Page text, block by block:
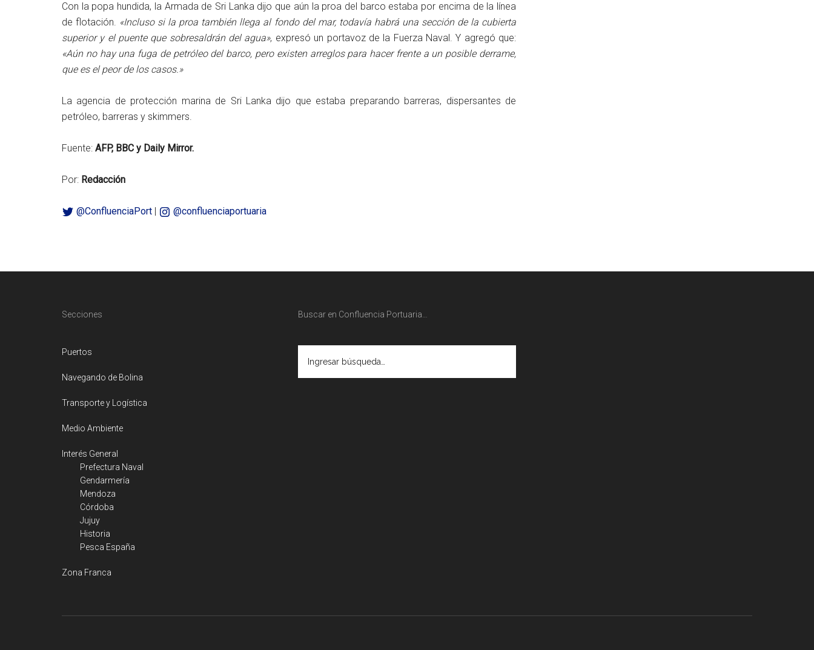
Con la popa hundida, la Armada de Sri Lanka dijo que aún la proa del barco estaba por encima de la línea
de flotación. «Incluso si la proa también llega al fondo del mar, todavía habrá una sección de la cubierta
superior y el puente que sobresaldrán del agua», expresó un portavoz de la Fuerza Naval. Y agregó que:
«Aún no hay una fuga de petróleo del barco, pero existen arreglos para hacer frente a un posible derrame,
que es el peor de los casos.»
La agencia de protección marina de Sri Lanka dijo que estaba preparando barreras, dispersantes de
petróleo, barreras y skimmers.
Fuente: AFP, BBC y Daily Mirror.
Por: Redacción
@ConfluenciaPort | @confluenciaportuaria
Secciones
Puertos
Navegando de Bolina
Transporte y Logística
Medio Ambiente
Interés General
Prefectura Naval
Gendarmería
Mendoza
Córdoba
Jujuy
Historia
Pesca España
Zona Franca
Buscar en Confluencia Portuaria…
búsqueda…